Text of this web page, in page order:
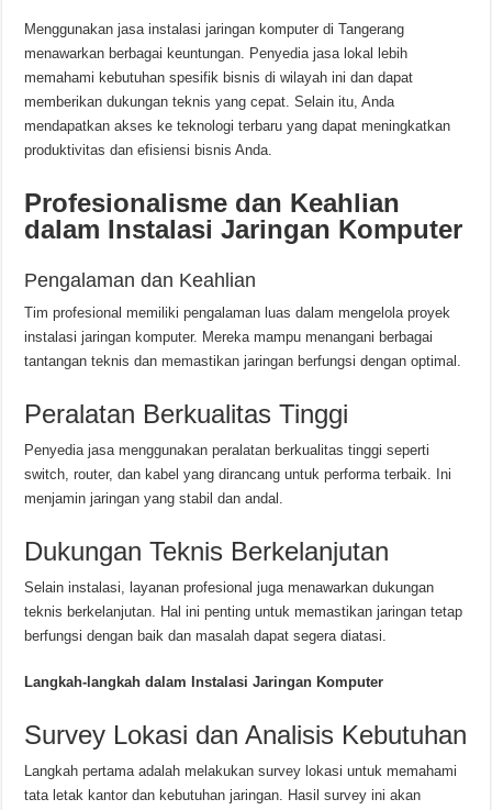
Menggunakan jasa instalasi jaringan komputer di Tangerang
menawarkan berbagai keuntungan. Penyedia jasa lokal lebih
memahami kebutuhan spesifik bisnis di wilayah ini dan dapat
memberikan dukungan teknis yang cepat. Selain itu, Anda
mendapatkan akses ke teknologi terbaru yang dapat meningkatkan
produktivitas dan efisiensi bisnis Anda.
Profesionalisme dan Keahlian
dalam Instalasi Jaringan Komputer
Pengalaman dan Keahlian
Tim profesional memiliki pengalaman luas dalam mengelola proyek
instalasi jaringan komputer. Mereka mampu menangani berbagai
tantangan teknis dan memastikan jaringan berfungsi dengan optimal.
Peralatan Berkualitas Tinggi
Penyedia jasa menggunakan peralatan berkualitas tinggi seperti
switch, router, dan kabel yang dirancang untuk performa terbaik. Ini
menjamin jaringan yang stabil dan andal.
Dukungan Teknis Berkelanjutan
Selain instalasi, layanan profesional juga menawarkan dukungan
teknis berkelanjutan. Hal ini penting untuk memastikan jaringan tetap
berfungsi dengan baik dan masalah dapat segera diatasi.
Langkah-langkah dalam Instalasi Jaringan Komputer
Survey Lokasi dan Analisis Kebutuhan
Langkah pertama adalah melakukan survey lokasi untuk memahami
tata letak kantor dan kebutuhan jaringan. Hasil survey ini akan